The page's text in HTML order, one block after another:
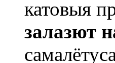
катовыя
залазют